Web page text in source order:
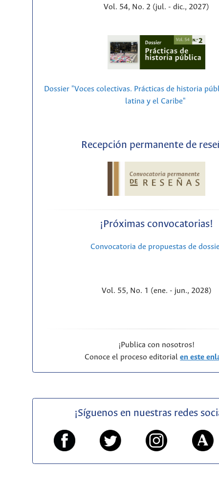
Vol. 54, No. 2 (jul. - dic., 2027)
Dossier "Voces colectivas. Prácticas de historia
latina y el Caribe"
Recepción permanente de
¡Próximas convocatorias!
Convocatoria de propuestas de
Vol. 55, No. 1 (ene. - jun., 2028)
¡Publica con nosotros!
Conoce el proceso editorialen este
¡Síguenos en nuestras redes